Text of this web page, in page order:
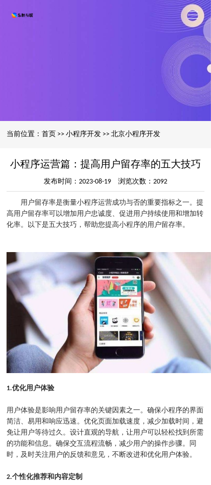
当前位置： 首页 >> 小程序开发>> 北京小程序开发
小程序运营篇：提高用户留存率的五大技巧
发布时间：2023-08-19 浏览次数：2092
用户留存率是衡量小程序运营成功与否的重要指标之一。提
高用户留存率可以增加用户忠诚度、促进用户持续使用和增加转
化率。以下是五大技巧，帮助您提高小程序的用户留存率。
1.优化用户体验
用户体验是影响用户留存率的关键因素之一。确保小程序的界面
简洁、易用和响应迅速。优化页面加载速度，减少加载时间，避
免让用户等待过久。设计直观的导航，让用户可以轻松找到所需
的功能和信息。确保交互流程流畅，减少用户的操作步骤。同
时，及时关注用户的反馈和意见，不断改进和优化用户体验。
2.个性化推荐和内容定制